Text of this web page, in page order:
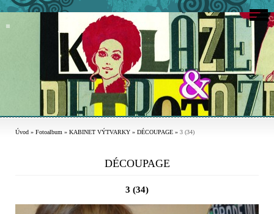
Úvod » Fotoalbum » KABINET VÝTVARKY » DÉCOUPAGE » 3 (34)
DÉCOUPAGE
3 (34)